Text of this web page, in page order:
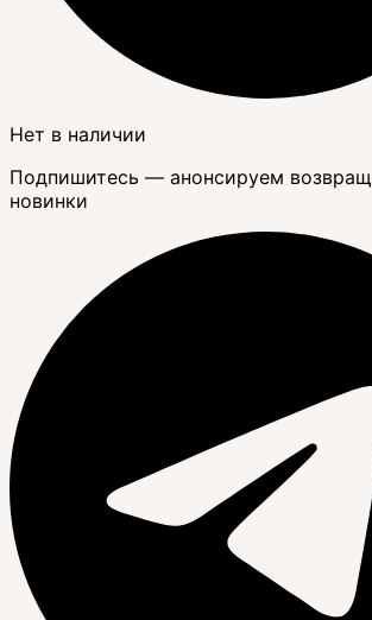
Нет в наличии
Подпишитесь — анонсируем
новинки